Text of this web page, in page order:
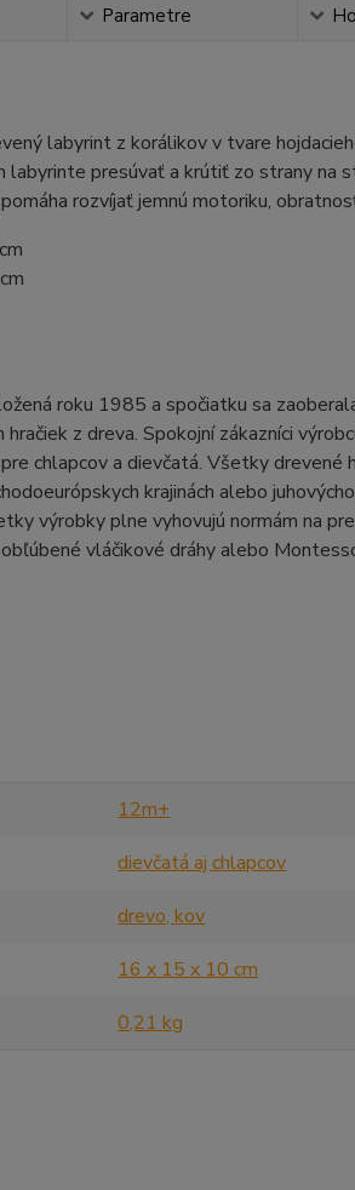
Parametre
labyrint z korálikov v tvare
labyrinte presúvať a krútiť zo strany na
rozvíjať jemnú motoriku,
roku 1985 a spočiatku sa
z dreva. Spokojní zákazníci
chlapcov a dievčatá. Všetky drevené
krajinách alebo
výrobky plne vyhovujú normám na
vláčikové dráhy alebo
12m+
dievčatá aj chlapcov
drevo, kov
16 x 15 x 10 cm
0,21 kg